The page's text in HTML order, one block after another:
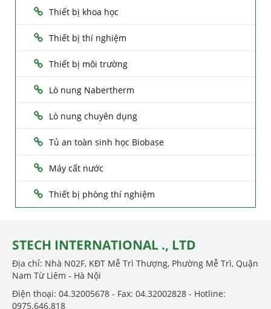
Thiết bị khoa học
Thiết bị thí nghiệm
Thiết bị môi trường
Lò nung Nabertherm
Lò nung chuyên dụng
Tủ an toàn sinh học Biobase
Máy cất nước
Thiết bị phòng thí nghiệm
STECH INTERNATIONAL ., LTD
Địa chỉ: Nhà N02F, KĐT Mễ Trì Thượng, Phường Mễ Trì, Quận
Nam Từ Liêm - Hà Nội
Điện thoại: 04.32005678 - Fax: 04.32002828 - Hotline:
0975.646.818